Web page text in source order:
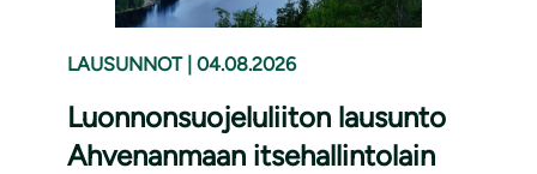
LAUSUNNOT 04.08.2026
Luonnonsuojeluliiton lausunto
Ahvenanmaan itsehallintolain